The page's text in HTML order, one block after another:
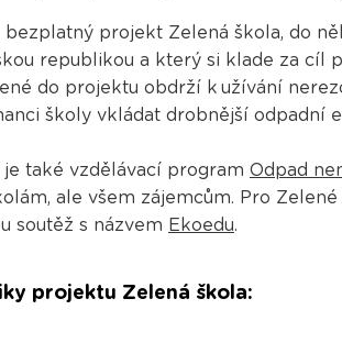
bezplatný projekt Zelená škola, do
republikou a který si klade za cíl
do projektu obdrží k užívání
školy vkládat drobnější odpadní
také vzdělávací program Odpad
ale všem zájemcům. Pro
soutěž s názvem Ekoedu.
projektu Zelená škola: